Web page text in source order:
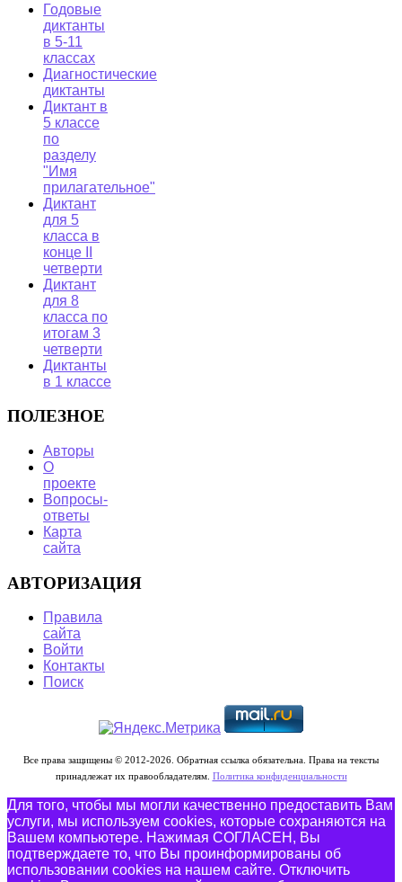
Годовые
диктанты
в 5-11
классах
Диагностические
диктанты
Диктант в
5 классе
по
разделу
"Имя
прилагательное"
Диктант
для 5
класса в
конце II
четверти
Диктант
для 8
класса по
итогам 3
четверти
Диктанты
в 1 классе
ПОЛЕЗНОЕ
Авторы
О
проекте
Вопросы-
ответы
Карта
сайта
АВТОРИЗАЦИЯ
Правила
сайта
Войти
Контакты
Поиск
Все права защищены © 2012-2026. Обратная ссылка обязательна. Права на тексты
принадлежат их правообладателям. Политика конфиденциальности
Для того, чтобы мы могли качественно предоставить Вам
услуги, мы используем cookies, которые сохраняются на
Вашем компьютере. Нажимая СОГЛАСЕН, Вы
подтверждаете то, что Вы проинформированы об
использовании cookies на нашем сайте. Отключить